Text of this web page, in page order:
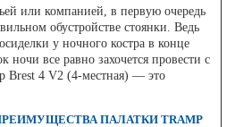
или компанией, в первую очередь
обустройстве стоянки. Ведь
у ночного костра в конце
ночи все равно захочется провести с
Brest 4 V2 (4-местная) — это
ПАЛАТКИ TRAMP